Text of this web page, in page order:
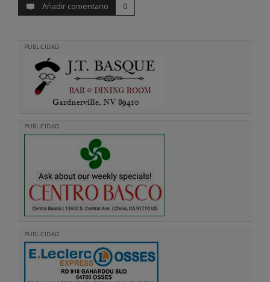
Añadir comentario
0
PUBLICIDAD
PUBLICIDAD
PUBLICIDAD